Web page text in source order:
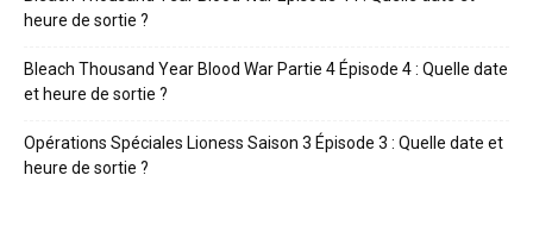
heure de sortie ?
Bleach Thousand Year Blood War Partie 4 Épisode 4 : Quelle date
et heure de sortie ?
Opérations Spéciales Lioness Saison 3 Épisode 3 : Quelle date et
heure de sortie ?